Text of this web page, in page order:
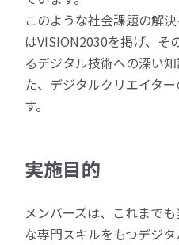
このような社会課題の解
はVISION2030を掲げ、そ
るデジタル技術への深い
た、デジタルクリエイタ
す。
実施目的
メンバーズは、これまで
な専門スキルをもつデジ